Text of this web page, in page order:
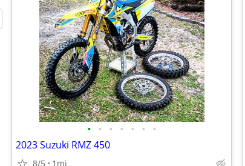
• • • • • • •
2023 Suzuki RMZ 450
8/5 1mi